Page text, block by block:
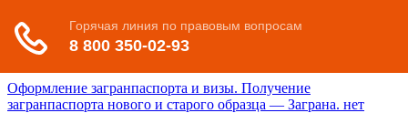
Оформление загранпаспорта и визы. Получение
загранпаспорта нового и старого образца — Заграна. нет